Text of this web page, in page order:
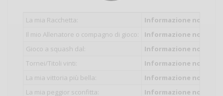
La mia Racchetta:
Informazione non
Il mio Allenatore o compagno di gioco:
Informazione non
Gioco a squash dal:
Informazione non
Tornei/Titoli vinti:
Informazione non
La mia vittoria più bella:
Informazione non
La mia peggior sconfitta:
Informazione non